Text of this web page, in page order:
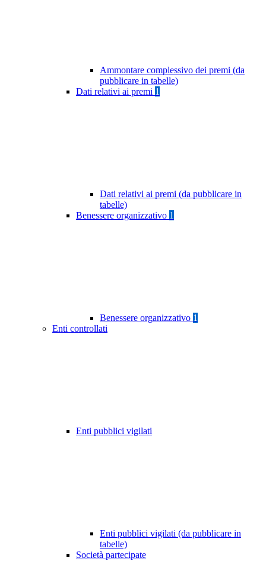
Ammontare complessivo dei premi (da
pubblicare in tabelle)
Dati relativi ai premi 1
Dati relativi ai premi (da pubblicare in
tabelle)
Benessere organizzativo 1
Benessere organizzativo 1
Enti controllati
Enti pubblici vigilati
Enti pubblici vigilati (da pubblicare in
tabelle)
Società partecipate